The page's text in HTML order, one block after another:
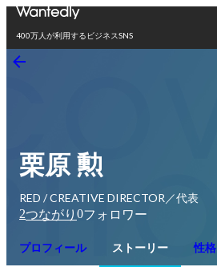
400万人が利用するビジネスSNS
栗原 勲
RED / CREATIVE DIRECTOR／代表
2つながり 0フォロワー
プロフィール ストーリー 性格